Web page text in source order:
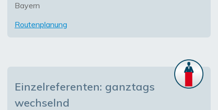
Bayern
Routenplanung
Einzelreferenten: ganztags
wechselnd